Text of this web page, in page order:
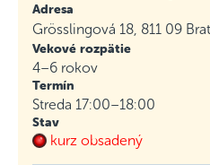
Adresa
Grösslingová 18, 811 09
Vekové rozpätie
4–6 rokov
Termín
Streda 17:00–18:00
Stav
kurz obsadený